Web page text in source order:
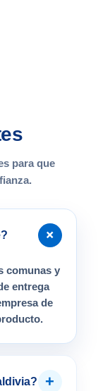
para que
+
comunas y
entrega
de
+